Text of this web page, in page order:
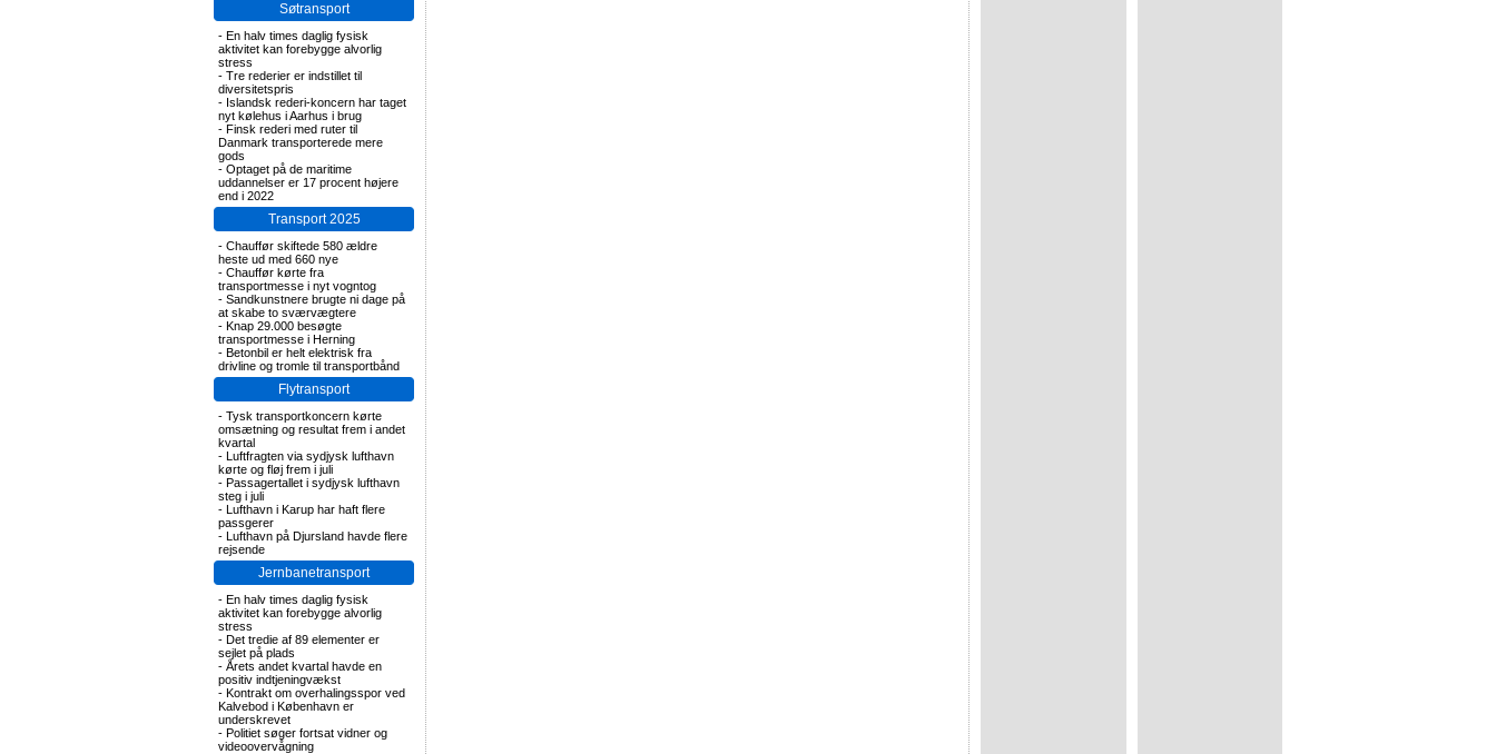
Søtransport
- En halv times daglig fysisk
aktivitet kan forebygge alvorlig
stress
- Tre rederier er indstillet til
diversitetspris
- Islandsk rederi-koncern har taget
nyt kølehus i Aarhus i brug
- Finsk rederi med ruter til
Danmark transporterede mere
gods
- Optaget på de maritime
uddannelser er 17 procent højere
end i 2022
Transport 2025
- Chauffør skiftede 580 ældre
heste ud med 660 nye
- Chauffør kørte fra
transportmesse i nyt vogntog
- Sandkunstnere brugte ni dage på
at skabe to sværvægtere
- Knap 29.000 besøgte
transportmesse i Herning
- Betonbil er helt elektrisk fra
drivline og tromle til transportbånd
Flytransport
- Tysk transportkoncern kørte
omsætning og resultat frem i andet
kvartal
- Luftfragten via sydjysk lufthavn
kørte og fløj frem i juli
- Passagertallet i sydjysk lufthavn
steg i juli
- Lufthavn i Karup har haft flere
passgerer
- Lufthavn på Djursland havde flere
rejsende
Jernbanetransport
- En halv times daglig fysisk
aktivitet kan forebygge alvorlig
stress
- Det tredie af 89 elementer er
sejlet på plads
- Årets andet kvartal havde en
positiv indtjeningvækst
- Kontrakt om overhalingsspor ved
Kalvebod i København er
underskrevet
- Politiet søger fortsat vidner og
videoovervågning